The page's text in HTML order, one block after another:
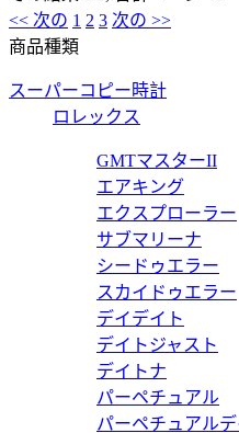
<< 次の 1 2 3 次の >>
商品種類
スーパーコピー時計
ロレックス
GMTマスターII
エアキング
エクスプローラー
サブマリーナ
シードゥエラー
スカイドゥエラー
デイデイト
デイトジャスト
デイトナ
パーペチュアル
パーペチュアルデ